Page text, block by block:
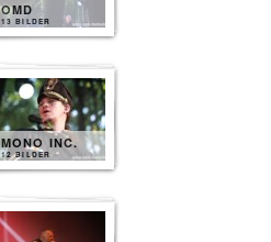
OMD
13 BILDER
MONO INC.
12 BILDER